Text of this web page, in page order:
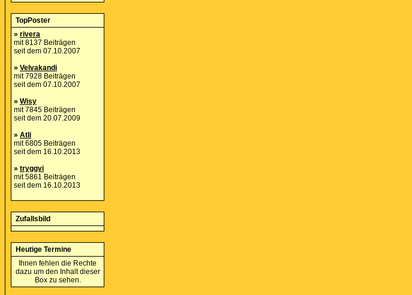
TopPoster
» rivera
mit 8137 Beiträgen
seit dem 07.10.2007
» Velvakandi
mit 7928 Beiträgen
seit dem 07.10.2007
» Wisy
mit 7845 Beiträgen
seit dem 20.07.2009
» Atli
mit 6805 Beiträgen
seit dem 16.10.2013
» tryggvi
mit 5861 Beiträgen
seit dem 16.10.2013
Zufallsbild
Heutige Termine
Ihnen fehlen die Rechte
dazu um den Inhalt dieser
Box zu sehen.